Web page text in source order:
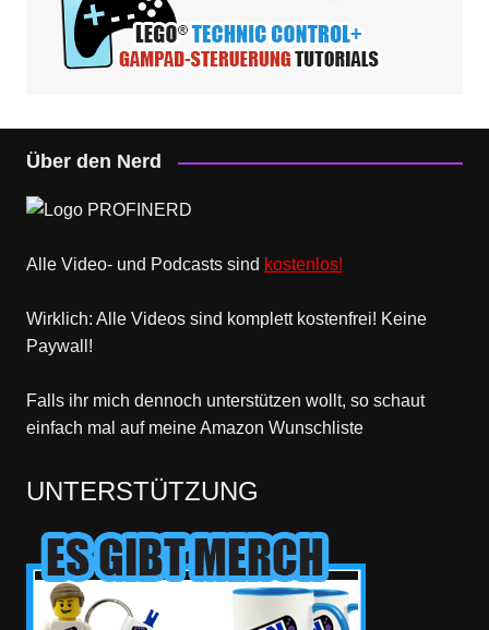
Über den Nerd
Alle Video- und Podcasts sind kostenlos!
Wirklich: Alle Videos sind komplett kostenfrei! Keine
Paywall!
Falls ihr mich dennoch unterstützen wollt, so schaut
einfach mal auf meine Amazon Wunschliste
UNTERSTÜTZUNG